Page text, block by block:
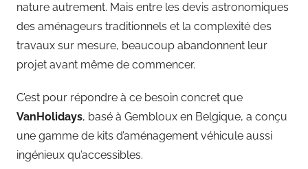
nature autrement. Mais entre les devis astronomiques
des aménageurs traditionnels et la complexité des
travaux sur mesure, beaucoup abandonnent leur
projet avant même de commencer.
C’est pour répondre à ce besoin concret que
VanHolidays, basé à Gembloux en Belgique, a conçu
une gamme de kits d’aménagement véhicule aussi
ingénieux qu’accessibles.